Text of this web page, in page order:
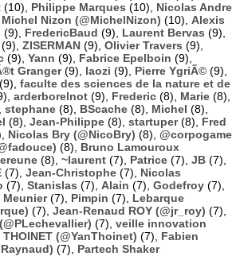
(10), Philippe Marques (10), Nicolas Andre
Michel Nizon (@MichelNizon) (10), Alexis
(9), FredericBaud (9), Laurent Bervas (9),
(9), ZISERMAN (9), Olivier Travers (9),
(9), Yann (9), Fabrice Epelboin (9),
Granger(9), laozi (9), Pierre YgriÃ© (9),
(9), faculte des sciences de la nature et de
arderborelnot (9), Frederic (8), Marie (8),
stephane (8), BScache (8), Michel (8),
(8), Jean-Philippe (8), startuper(8), Fred
Nicolas Bry (@NicoBry) (8), @corpogame
(8), Bruno Lamouroux
(8), ~laurent (7), Patrice (7), JB (7),
(7), Jean-Christophe (7), Nicolas
(7), Stanislas (7), Alain (7), Godefroy (7),
Meunier(7), Pimpin (7), Lebarque
(7), Jean-Renaud ROY (@jr_roy) (7),
(7), veille innovation
THOINET (@YanThoinet) (7), Fabien
(7), Partech Shaker